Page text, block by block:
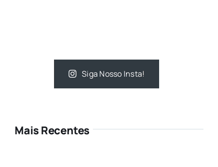
Siga Nosso Insta!
Mais Recentes